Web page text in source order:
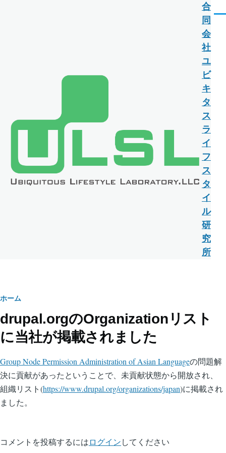
合
同
会
社
ユ
ビ
キ
タ
ス
ラ
イ
フ
ス
タ
イ
ル
研
究
所
パ
ン
く
ず
ホーム
drupal.orgのOrganizationリスト
に当社が掲載されました
Group Node Permission Administration of Asian Languageの問題解
決に貢献があったということで、未貢献状態から開放され、
組織リスト(https://www.drupal.org/organizations/japan)に掲載され
ました。
コメントを投稿するには ログイン してください